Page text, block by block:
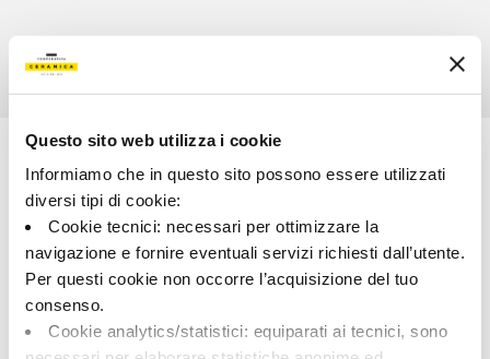
Questo sito web utilizza i cookie
Informiamo che in questo sito possono essere utilizzati
diversi tipi di cookie:
Cookie tecnici: necessari per ottimizzare la
navigazione e fornire eventuali servizi richiesti dall’utente.
Per questi cookie non occorre l’acquisizione del tuo
consenso.
Cookie analytics/statistici: equiparati ai tecnici, sono
A brand of Cooperativa Ceramica d’Imola